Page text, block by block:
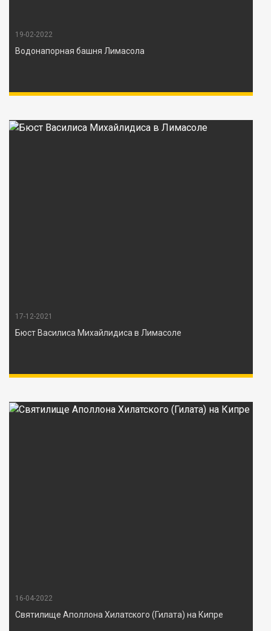
19-02-2022
Водонапорная башня Лимасола
17-12-2021
Бюст Василиса Михайлидиса в Лимасоле
16-04-2022
Святилище Аполлона Хилатского (Гилата) на Кипре